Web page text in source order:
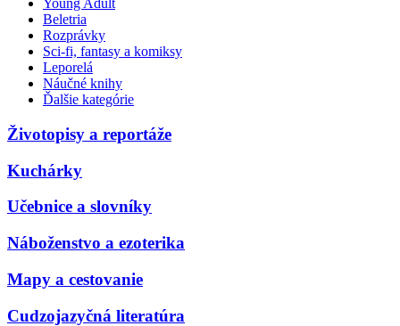
Young Adult
Beletria
Rozprávky
Sci-fi, fantasy a komiksy
Leporelá
Náučné knihy
Ďalšie kategórie
Životopisy a reportáže
Kuchárky
Učebnice a slovníky
Náboženstvo a ezoterika
Mapy a cestovanie
Cudzojazyčná literatúra